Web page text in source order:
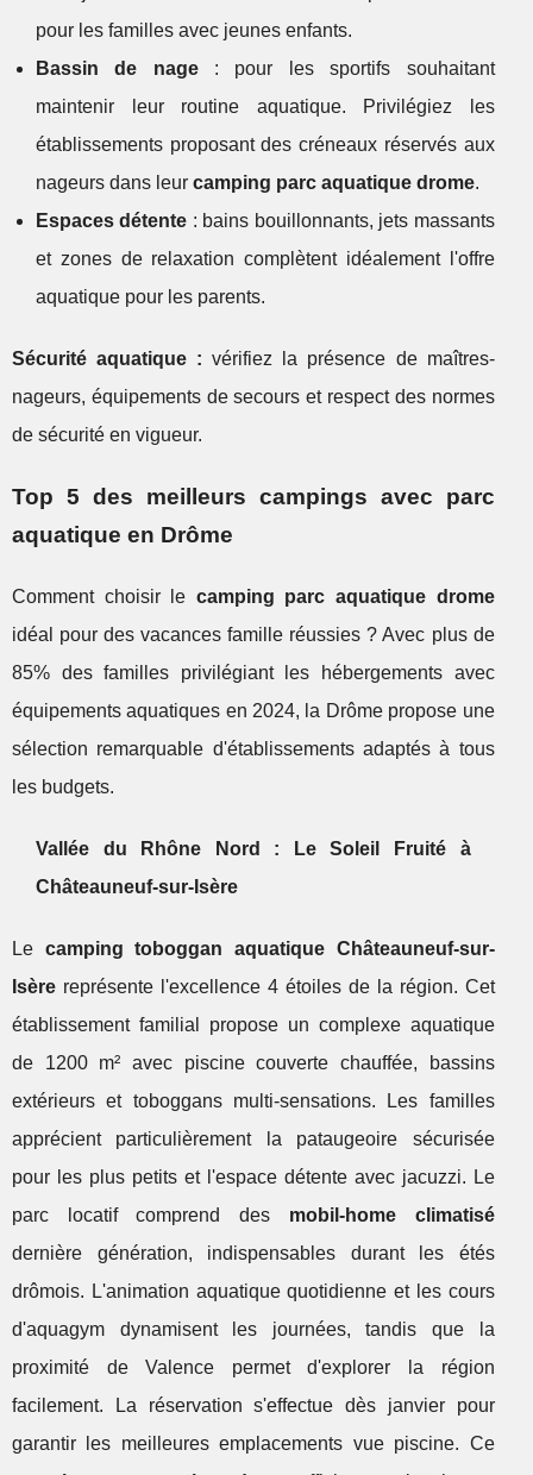
pour les familles avec jeunes enfants.
Bassin de nage: pour les sportifs souhaitant
maintenir leur routine aquatique. Privilégiez les
établissements proposant des créneaux réservés aux
nageurs dans leur camping parc aquatique drome.
Espaces détente : bains bouillonnants, jets massants
et zones de relaxation complètent idéalement l'offre
aquatique pour les parents.
Sécurité aquatique : vérifiez la présence de maîtres-
nageurs, équipements de secours et respect des normes
de sécurité en vigueur.
Top 5 des meilleurs campings avec parc
aquatique en Drôme
Comment choisir le camping parc aquatique drome
idéal pour des vacances famille réussies ? Avec plus de
85% des familles privilégiant les hébergements avec
équipements aquatiques en 2024, la Drôme propose une
sélection remarquable d'établissements adaptés à tous
les budgets.
Vallée du Rhône Nord : Le Soleil Fruité à
Châteauneuf-sur-Isère
Le camping toboggan aquatique Châteauneuf-sur-
Isère représente l'excellence 4 étoiles de la région. Cet
établissement familial propose un complexe aquatique
de 1200 m² avec piscine couverte chauffée, bassins
extérieurs et toboggans multi-sensations. Les familles
apprécient particulièrement la pataugeoire sécurisée
pour les plus petits et l'espace détente avec jacuzzi. Le
parc locatif comprend des mobil-home climatisé
dernière génération, indispensables durant les étés
drômois. L'animation aquatique quotidienne et les cours
d'aquagym dynamisent les journées, tandis que la
proximité de Valence permet d'explorer la région
facilement. La réservation s'effectue dès janvier pour
garantir les meilleures emplacements vue piscine. Ce